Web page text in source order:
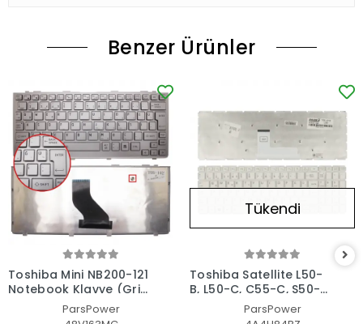
Benzer Ürünler
Toshiba Mini NB200-121
Notebook Klavye (Gri
ParsPower
Tükendi
Toshiba Satellite L50-
B, L50-C, C55-C, S50-B,
C70-C, L70-C Serisi
Uyumlu Notebook
ParsPower